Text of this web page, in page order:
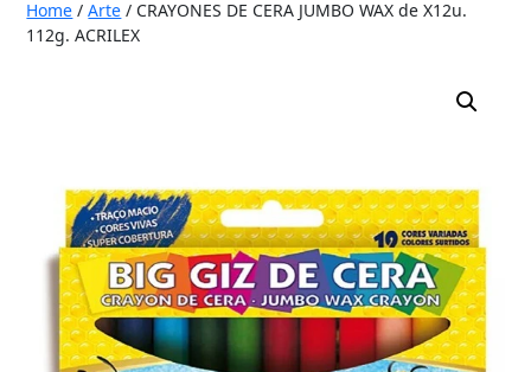
Home /Arte / CRAYONES DE CERA JUMBO WAX de X12u.
112g. ACRILEX